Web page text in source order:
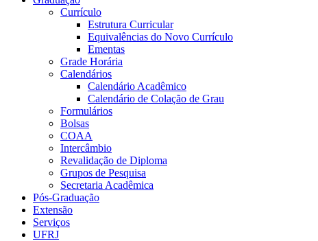
Currículo
Estrutura Curricular
Equivalências do Novo Currículo
Ementas
Grade Horária
Calendários
Calendário Acadêmico
Calendário de Colação de Grau
Formulários
Bolsas
COAA
Intercâmbio
Revalidação de Diploma
Grupos de Pesquisa
Secretaria Acadêmica
Pós-Graduação
Extensão
Serviços
UFRJ